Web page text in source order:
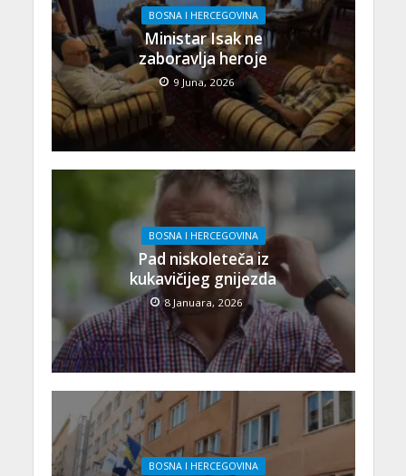
BOSNA I HERCEGOVINA
Ministar Isak ne
zaboravlja heroje
9 Juna, 2026
BOSNA I HERCEGOVINA
Pad niskoleteča iz
kukavičijeg gnijezda
8 Januara, 2026
BOSNA I HERCEGOVINA